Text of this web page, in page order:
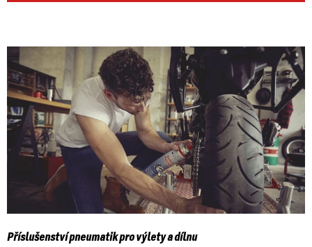
Příslušenství pneumatik pro výlety a dílnu